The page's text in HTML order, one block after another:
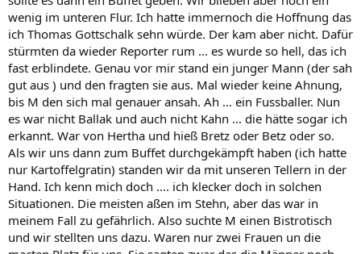
wenig im unteren Flur. Ich hatte immernoch die Hoffnung das
ich Thomas Gottschalk sehn würde. Der kam aber nicht. Dafür
stürmten da wieder Reporter rum ... es wurde so hell, das ich
fast erblindete. Genau vor mir stand ein junger Mann (der sah
gut aus ) und den fragten sie aus. Mal wieder keine Ahnung,
bis M den sich mal genauer ansah. Ah ... ein Fussballer. Nun
es war nicht Ballak und auch nicht Kahn ... die hätte sogar ich
erkannt. War von Hertha und hieß Bretz oder Betz oder so.
Als wir uns dann zum Buffet durchgekämpft haben (ich hatte
nur Kartoffelgratin) standen wir da mit unseren Tellern in der
Hand. Ich kenn mich doch .... ich klecker doch in solchen
Situationen. Die meisten aßen im Stehn, aber das war in
meinem Fall zu gefährlich. Also suchte M einen Bistrotisch
und wir stellten uns dazu. Waren nur zwei Frauen un die